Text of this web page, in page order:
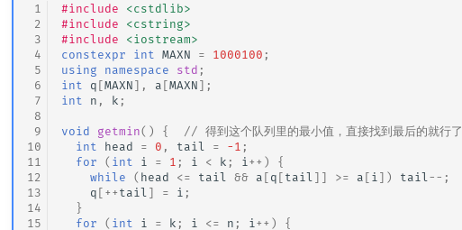
1
2
3
4
5
6
7
8
9
10
11
12
13
14
15
#include
<cstdlib>
#include
<cstring>
#include
<iostream>
constexpr
int MAXN = 1000100 ;
using
namespace std ;
int
q [MAXN ], a [MAXN ];
int
n , k ;
void getmin() {
// 得到这个队列里的最小值，直接找到最后的就行了
int
head = 0 , tail = -1 ;
for
( int i = 1 ; i < k ; i ++ )
{
while
( head <= tail && a [ q [ tail ]] >= a [ i ]) tail -- ;
q [ ++ tail ] = i ;
}
for
( int i = k ; i <= n ; i ++ )
{